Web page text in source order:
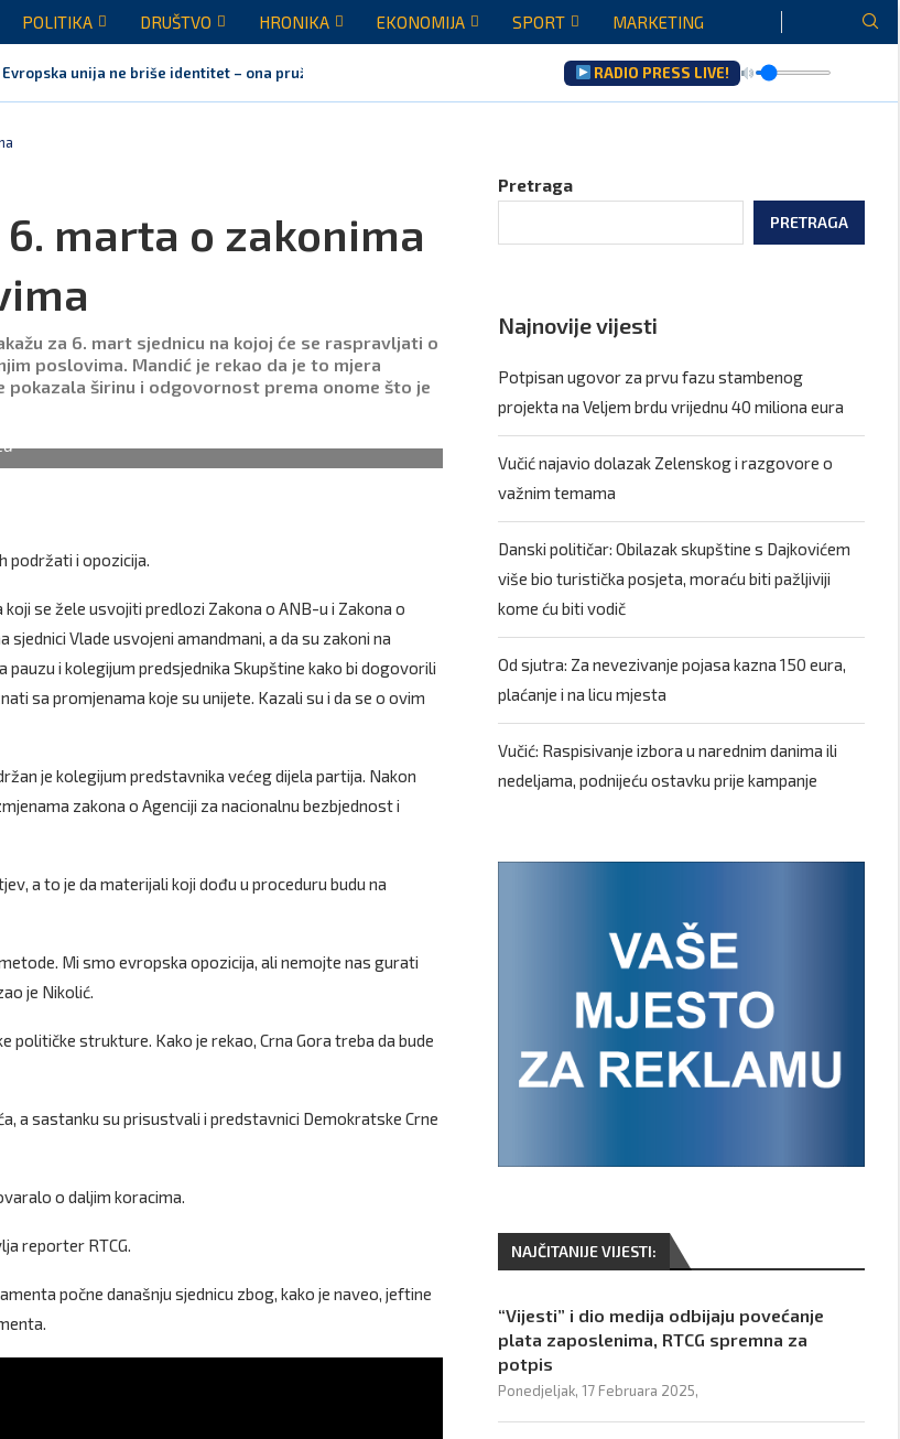
POLITIKA DRUŠTVO HRONIKA EKONOMIJA SPORT MARKETING
unija ne briše identitet – ona pruža...
domaće festivale koji godinama grade identitet Crne Gore...
gotovo sve planirane aktivnosti
Vučić tri puta odbio da glasa Rezoluciju...
Nedopustivo političko tumačenje litija i crkvenih pitanja
bilo mjesto na obilježavanju „Oluje“
RADIO PRESS LIVE!
marta o zakonima
za 6. mart sjednicu na kojoj će se raspravljati o
poslovima. Mandić je rekao da je to mjera
pokazala širinu i odgovornost prema onome što je
podržati i opozicija.
se žele usvojiti predlozi Zakona o ANB-u i Zakona o
Vlade usvojeni amandmani, a da su zakoni na
i kolegijum predsjednika Skupštine kako bi dogovorili
sa promjenama koje su unijete. Kazali su i da se o ovim
je kolegijum predstavnika većeg dijela partija. Nakon
zakona o Agenciji za nacionalnu bezbjednost i
a to je da materijali koji dođu u proceduru budu na
Mi smo evropska opozicija, ali nemojte nas gurati
je Nikolić.
političke strukture. Kako je rekao, Crna Gora treba da bude
a sastanku su prisustvali i predstavnici Demokratske Crne
o daljim koracima.
reporter RTCG.
počne današnju sjednicu zbog, kako je naveo, jeftine
Pretraga
PRETRAGA
Najnovije vijesti
Potpisan ugovor za prvu fazu stambenog
projekta na Veljem brdu vrijednu 40 miliona eura
Vučić najavio dolazak Zelenskog i razgovore o
važnim temama
Danski političar: Obilazak skupštine s Dajkovićem
više bio turistička posjeta, moraću biti pažljiviji
kome ću biti vodič
Od sjutra: Za nevezivanje pojasa kazna 150 eura,
plaćanje i na licu mjesta
Vučić: Raspisivanje izbora u narednim danima ili
nedeljama, podnijeću ostavku prije kampanje
NAJČITANIJE VIJESTI:
“Vijesti” i dio medija odbijaju povećanje
plata zaposlenima, RTCG spremna za
potpis
Ponedjeljak, 17 Februara 2025,